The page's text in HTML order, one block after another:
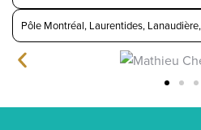
Pôle Montréal, Laurentides,